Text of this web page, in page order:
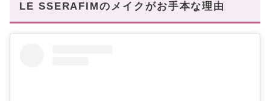
LE SSERAFIMのメイクがお手本な理由